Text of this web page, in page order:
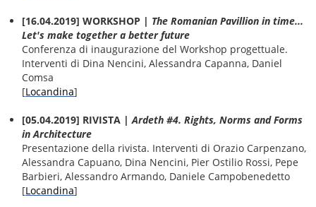
[16.04.2019] WORKSHOP | The Romanian Pavillion in time...
Let's make together a better future
Conferenza di inaugurazione del Workshop progettuale.
Interventi di Dina Nencini, Alessandra Capanna, Daniel
Comsa
[Locandina]
[05.04.2019] RIVISTA |Ardeth #4. Rights, Norms and Forms
in Architecture
Presentazione della rivista. Interventi di Orazio Carpenzano,
Alessandra Capuano, Dina Nencini, Pier Ostilio Rossi, Pepe
Barbieri, Alessandro Armando, Daniele Campobenedetto
[Locandina]